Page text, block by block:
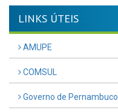
LINKS ÚTEIS
AMUPE
COMSUL
Governo de Pernambuco